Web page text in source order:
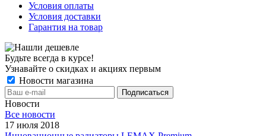
Условия оплаты
Условия доставки
Гарантия на товар
Будьте всегда в курсе!
Узнавайте о скидках и акциях первым
Новости магазина
Новости
Все новости
17 июля 2018